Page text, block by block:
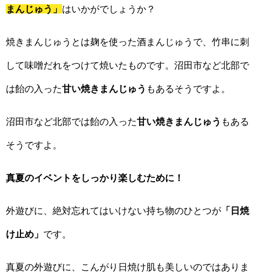
まんじゅう」 はいかがでしょうか？
焼きまんじゅうとは麹を使った酒まんじゅうで、竹串に刺
して味噌だれをつけて焼いたものです。沼田市など北部で
は飴の入った甘い焼きまんじゅう もあるそうですよ。
沼田市など北部では飴の入った甘い焼きまんじゅう もある
そうですよ。
真夏のイベントをしっかり楽しむために！
外遊びに、絶対忘れてはいけない持ち物のひとつが 「日焼
け止め」 です。
真夏の外遊びに、こんがり日焼け肌も美しいのではありま